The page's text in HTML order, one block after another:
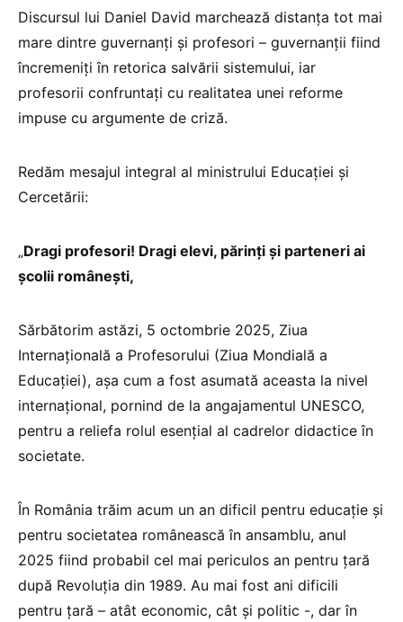
Discursul lui Daniel David marchează distanța tot mai
mare dintre guvernanți și profesori – guvernanții fiind
încremeniți în retorica salvării sistemului, iar
profesorii confruntați cu realitatea unei reforme
impuse cu argumente de criză.
Redăm mesajul integral al ministrului Educației și
Cercetării:
„Dragi profesori! Dragi elevi, părinți și parteneri ai
școlii românești,
Sărbătorim astăzi, 5 octombrie 2025, Ziua
Internațională a Profesorului (Ziua Mondială a
Educației), așa cum a fost asumată aceasta la nivel
internațional, pornind de la angajamentul UNESCO,
pentru a reliefa rolul esențial al cadrelor didactice în
societate.
În România trăim acum un an dificil pentru educație și
pentru societatea românească în ansamblu, anul
2025 fiind probabil cel mai periculos an pentru țară
după Revoluția din 1989. Au mai fost ani dificili
pentru țară – atât economic, cât și politic -, dar în